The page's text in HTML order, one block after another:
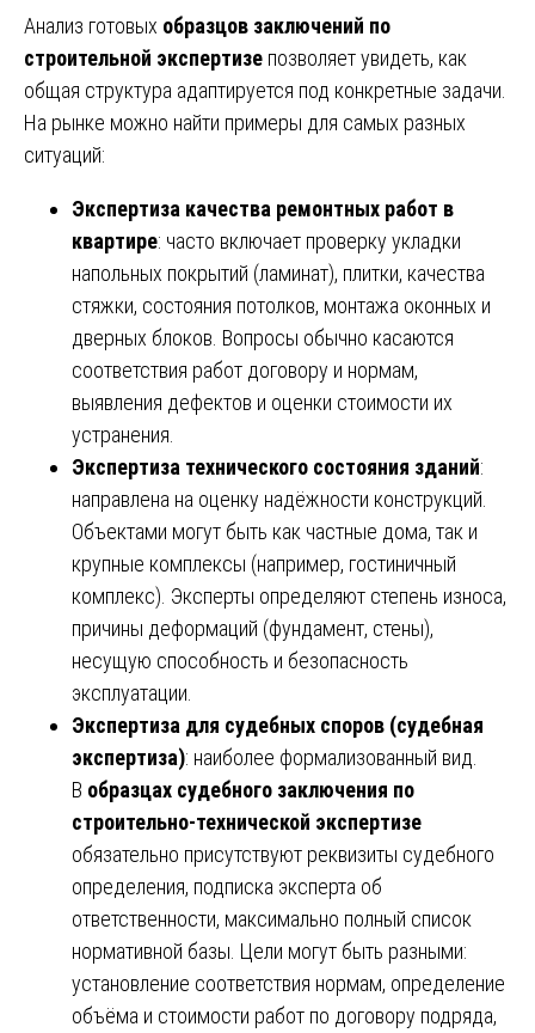
Анализ готовых образцов заключений по
строительной экспертизе позволяет увидеть, как
общая структура адаптируется под конкретные задачи.
На рынке можно найти примеры для самых разных
ситуаций:
Экспертиза качества ремонтных работ в
квартире: часто включает проверку укладки
напольных покрытий (ламинат), плитки, качества
стяжки, состояния потолков, монтажа оконных и
дверных блоков. Вопросы обычно касаются
соответствия работ договору и нормам,
выявления дефектов и оценки стоимости их
устранения.
Экспертиза технического состояния зданий:
направлена на оценку надёжности конструкций.
Объектами могут быть как частные дома, так и
крупные комплексы (например, гостиничный
комплекс). Эксперты определяют степень износа,
причины деформаций (фундамент, стены),
несущую способность и безопасность
эксплуатации.
Экспертиза для судебных споров (судебная
экспертиза): наиболее формализованный вид.
В образцах судебного заключения по
строительно-технической экспертизе
обязательно присутствуют реквизиты судебного
определения, подписка эксперта об
ответственности, максимально полный список
нормативной базы. Цели могут быть разными:
установление соответствия нормам, определение
объёма и стоимости работ по договору подряда,